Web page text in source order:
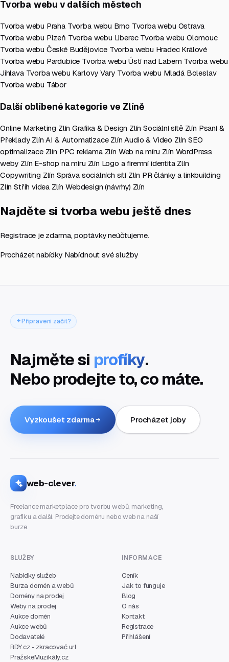
Tvorba webu v dalších městech
Tvorba webu Praha Tvorba webu Brno Tvorba webu Ostrava
Tvorba webu Plzeň Tvorba webu Liberec Tvorba webu Olomouc
Tvorba webu České Budějovice Tvorba webu Hradec Králové
Tvorba webu Pardubice Tvorba webu Ústí nad Labem Tvorba webu
Jihlava Tvorba webu Karlovy Vary Tvorba webu Mladá Boleslav
Tvorba webu Tábor
Další oblíbené kategorie ve Zlíně
Online Marketing ZlínGrafika & Design ZlínSociální sítě Zlín Psaní &
Překlady ZlínAI & Automatizace ZlínAudio & Video Zlín SEO
optimalizace Zlín PPC reklama Zlín Web na míru Zlín WordPress
weby Zlín E-shop na míru Zlín Logo a firemní identita Zlín
Copywriting Zlín Správa sociálních sítí Zlín PR články a linkbuilding
ZlínStřih videa ZlínWebdesign (návrhy) Zlín
Najděte si tvorba webu ještě dnes
Registrace je zdarma, poptávky neúčtujeme.
Procházet nabídky Nabídnout své služby
Připraveni začít?
Najměte si profíky.
Nebo prodejte to, co máte.
Vyzkoušet zdarma Procházet joby
web-clever.
Freelance marketplace pro tvorbu webů, marketing,
grafiku a další. Prodejte doménu nebo web na naší
burze.
SLUŽBY
Nabídky služeb
Burza domén a webů
Domény na prodej
Weby na prodej
Aukce domén
Aukce webů
Dodavatelé
RDY.cz - zkracovač url
PražskéMuzikály.cz
INFORMACE
Ceník
Jak to funguje
Blog
O nás
Kontakt
Registrace
Přihlášení